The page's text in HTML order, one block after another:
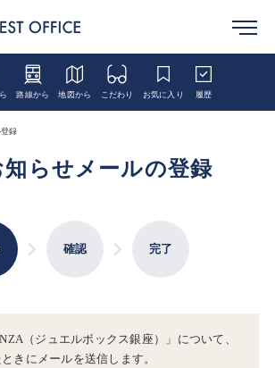
路線から 地図から こだわり お気に入り 履歴
録
知らせメールの登録
確認 完了
（ジュエルボックス銀座）」について、
きにメールを送信します。